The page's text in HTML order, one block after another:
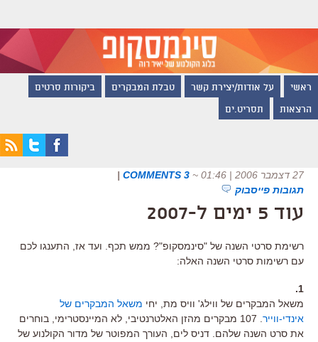
ראשי על אודות/יצירת קשר טבלת המבקרים ביקורות סרטים
הרצאות תסריט.ים
27 דצמבר 2006 | 01:46 ~
3 COMMENTS
|
תגובות פייסבוק
עוד 5 ימים ל-2007
רשימת סרטי השנה של "סינמסקופ"? ממש תכף. ועד אז, התענגו לכם
עם רשימות סרטי השנה האלה:
1.
משאל המבקרים של ווילג' וויס מת, יחי משאל המבקרים של
אינדי-ווייר
. 107 מבקרים מהזן האלטרנטיבי, לא המיינסטרימי, בוחרים
את סרט השנה שלהם. דניס לים, העורך המפוטר של מדור הקולנוע של